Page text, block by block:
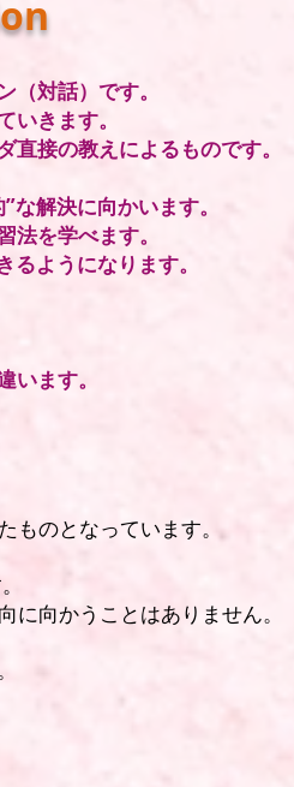
（対話）です。
いきます。
直接の教えによるものです。
な解決に向かいます。
法を学べます。
るようになります。
います。
ものとなっています。
向かうことはありません。